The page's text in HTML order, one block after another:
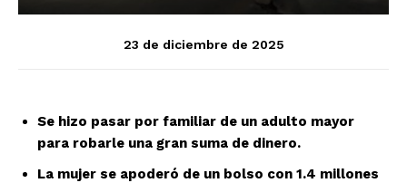
23 de diciembre de 2025
Se hizo pasar por familiar de un adulto mayor
para robarle una gran suma de dinero.
La mujer se apoderó de un bolso con 1.4 millones